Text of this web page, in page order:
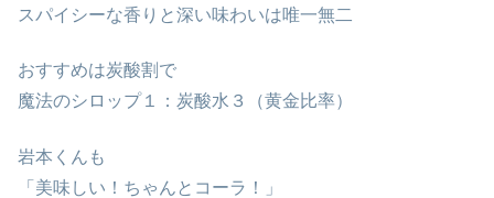
スパイシーな香りと深い味わいは唯一無二
おすすめは炭酸割で
魔法のシロップ１：炭酸水３（黄金比率）
岩本くんも
「美味しい！ちゃんとコーラ！」